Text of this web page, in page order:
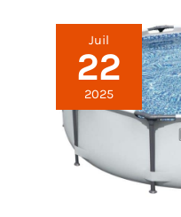
Juil
22
2025